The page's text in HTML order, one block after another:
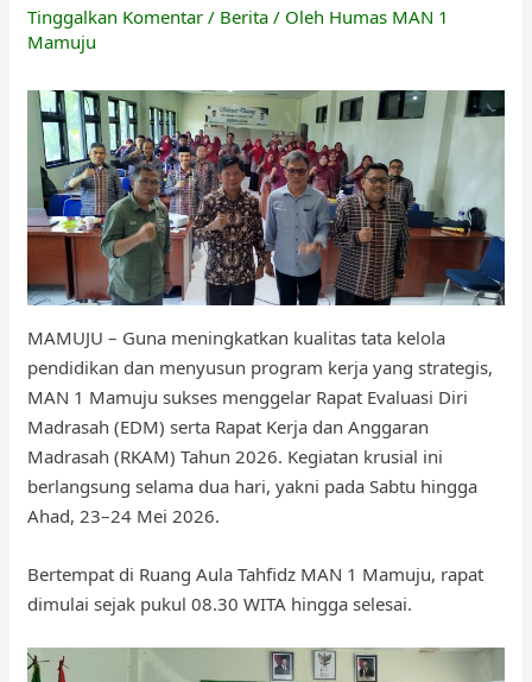
Tinggalkan Komentar / Berita / Oleh Humas MAN 1
Mamuju
MAMUJU – Guna meningkatkan kualitas tata kelola
pendidikan dan menyusun program kerja yang strategis,
MAN 1 Mamuju sukses menggelar Rapat Evaluasi Diri
Madrasah (EDM) serta Rapat Kerja dan Anggaran
Madrasah (RKAM) Tahun 2026. Kegiatan krusial ini
berlangsung selama dua hari, yakni pada Sabtu hingga
Ahad, 23–24 Mei 2026.
Bertempat di Ruang Aula Tahfidz MAN 1 Mamuju, rapat
dimulai sejak pukul 08.30 WITA hingga selesai.